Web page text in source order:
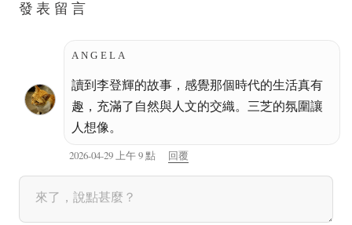
發表留言
ANGELA
讀到李登輝的故事，感覺那個時代的生活真有
趣，充滿了自然與人文的交織。三芝的氛圍讓
人想像。
2026-04-29 上午 9 點 回覆